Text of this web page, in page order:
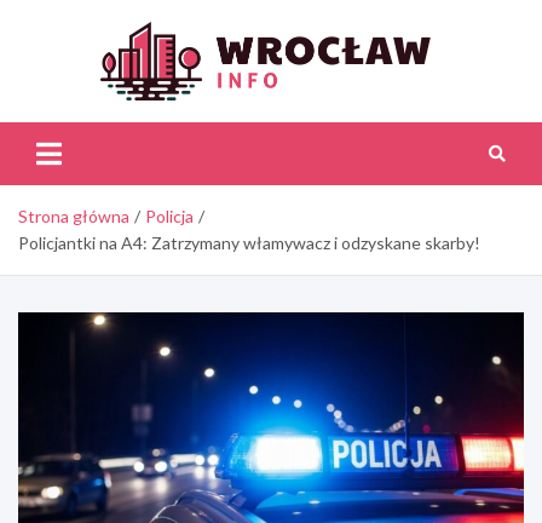
Strona główna
Policja
Policjantki na A4: Zatrzymany włamywacz i odzyskane skarby!